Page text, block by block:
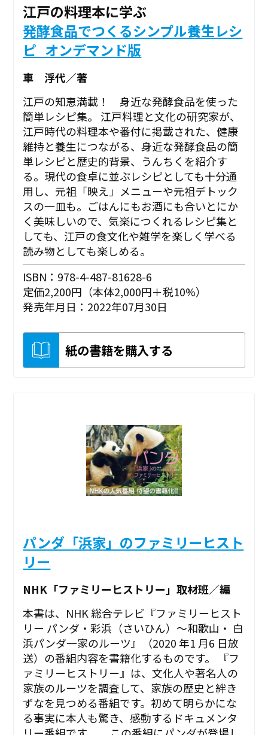
江戸の料理本に学ぶ
発酵食品でつくるシンプル養生レシ
ピ_オンデマンド版
車 浮代／著
江戸の知恵満載！ 身近な発酵食品を使った
簡単レシピ集。 江戸料理と文化の研究家が、
江戸時代の料理本や番付に掲載された、健康
維持と養生につながる、身近な発酵食品の簡
単レシピと歴史的背景、うんちくを紹介す
る。現代の食卓に並ぶレシピとしても十分通
用し、元祖「映え」メニューや元祖デトック
スの一皿も。ごはんにもお酒にも合いとにか
く美味しいので、気楽につくれるレシピ集と
しても、江戸の食文化や雑学を楽しく学べる
読み物としても楽しめる。
ISBN：978-4-487-81628-6
定価2,200円（本体2,000円＋税10%）
発売年月日：2022年07月30日
紙の書籍を購入する
パンダ「浜家」のファミリーヒスト
リー
NHK「ファミリーヒストリー」取材班／編
本書は、NHK 総合テレビ『ファミリーヒスト
リー パンダ・彩浜（さいひん）〜和歌山・ 白
浜パンダ一家のルーツ』（2020 年1 月6 日放
送）の番組内容を書籍化するものです。 『フ
ァミリーヒストリー』は、文化人や著名人の
家族のルーツを調査して、家族の歴史と絆き
ずなを見つめる番組です。初めて明らかにな
る事実に本人も驚き、感動するドキュメンタ